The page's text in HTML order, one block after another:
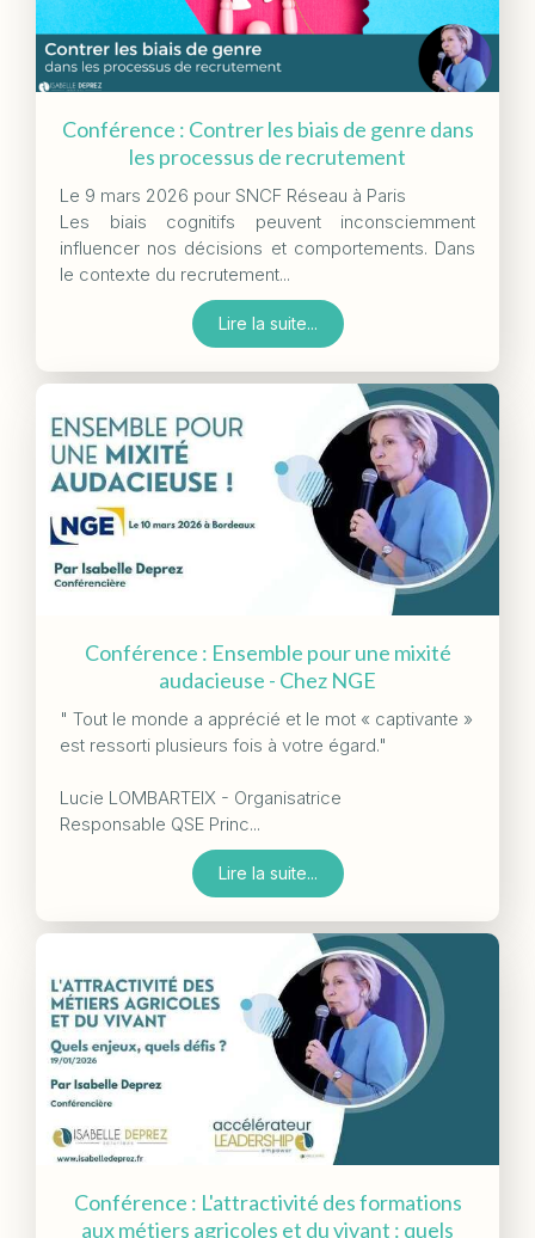
Conférence : Contrer les biais de genre dans
les processus de recrutement
Le 9 mars 2026 pour SNCF Réseau à Paris
Les biais cognitifs peuvent inconsciemment
influencer nos décisions et comportements. Dans
le contexte du recrutement...
Lire la suite...
Conférence : Ensemble pour une mixité
audacieuse - Chez NGE
" Tout le monde a apprécié et le mot « captivante »
est ressorti plusieurs fois à votre égard."
Lucie LOMBARTEIX - Organisatrice
Responsable QSE Princ...
Lire la suite...
Conférence : L'attractivité des formations
aux métiers agricoles et du vivant : quels